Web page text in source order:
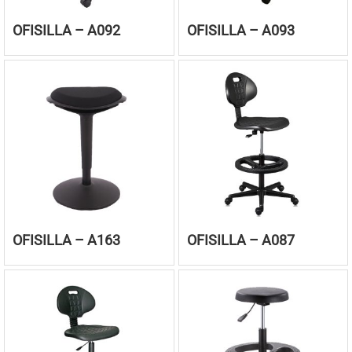
OFISILLA – A092 OFISILLA – A093
OFISILLA – A163 OFISILLA – A087